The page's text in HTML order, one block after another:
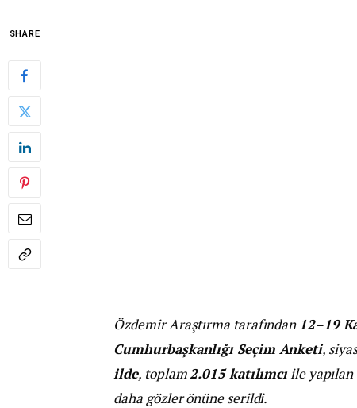
SHARE
Özdemir Araştırma tarafından 12–19
Cumhurbaşkanlığı Seçim Anketi,
ilde, toplam2.015 katılımcıile yapılan
daha gözler önüne serildi.